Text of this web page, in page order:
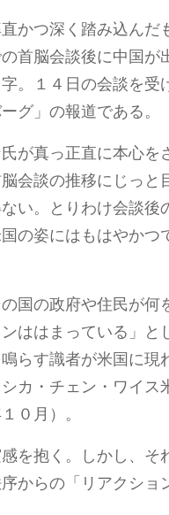
かつ深く踏み込ん
首脳会談後に中国が
。１４日の会談を受
グ」の報道である。
が真っ正直に本心
会談の推移にじっと
い。とりわけ会談後
の姿にはもはやか
国の政府や住民が
ははまっている」と
らす識者が米国に現
カ・チェン・ワイス
０月）。
を抱く。しかし、そ
からの「リアクショ